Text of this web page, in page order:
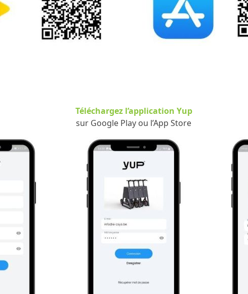
Téléchargez l’application Yup
sur Google Play ou l’App Store